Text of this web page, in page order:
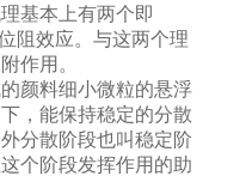
基本上有两个即
阻效应。与这两个理
作用。
颜料细小微粒的悬浮
，能保持稳定的分散
分散阶段也叫稳定阶
个阶段发挥作用的助